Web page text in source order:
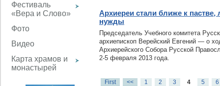
Фестиваль
«Вера и Слово»
Фото
Видео
Карта храмов и
монастырей
Архиереи стали ближе к
нужды
Председатель Учебного комитета
архиепископ Верейский Евгений — о
Архиерейского Собора Русской
2-5 февраля 2013 года.
First << 1 2 3 4 5 6